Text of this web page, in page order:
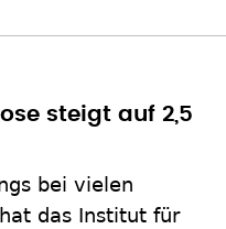
steigt auf 2,5
bei vielen
das Institut für